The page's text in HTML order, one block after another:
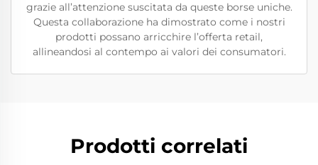
grazie all’attenzione suscitata da queste borse uniche.
Questa collaborazione ha dimostrato come i nostri
prodotti possano arricchire l’offerta retail,
allineandosi al contempo ai valori dei consumatori.
Prodotti correlati